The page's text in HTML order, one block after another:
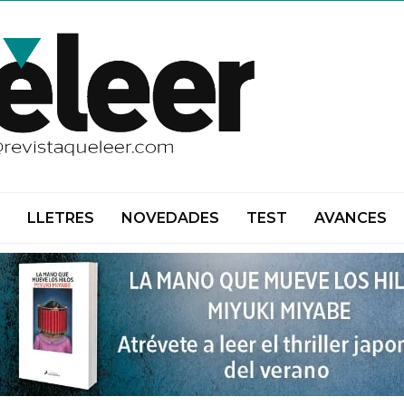
LLETRES NOVEDADES TEST AVANCES